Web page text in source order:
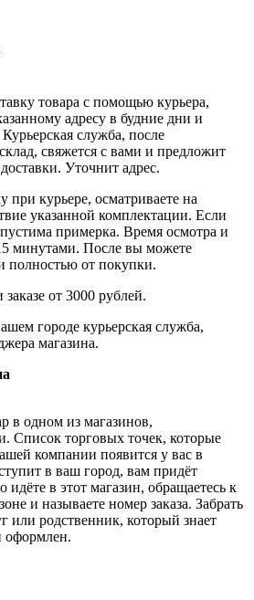
товара с помощью курьера,
адресу в будние дни и
служба, после
свяжется с вами и предложит
Уточнит адрес.
при курьере, осматриваете на
указанной комплектации. Если
примерка. Время осмотра и
минутами. После вы можете
полностью от покупки.
от 3000 рублей.
городе курьерская служба,
магазина.
в одном из магазинов,
Список торговых точек, которые
компании появится у вас в
в ваш город, вам придёт
в этот магазин, обращаетесь к
и называете номер заказа. Забрать
или родственник, который знает
оформлен.